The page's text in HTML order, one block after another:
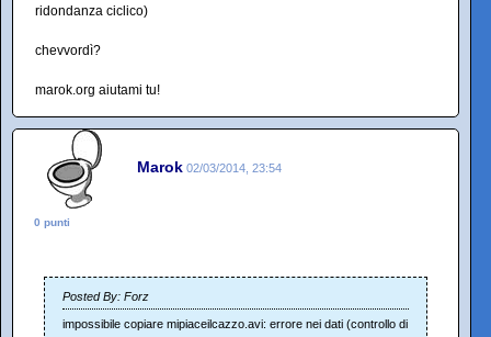
ridondanza ciclico)
chevvordì?
marok.org aiutami tu!
Marok 02/03/2014, 23:54
0 punti
Posted By: Forz
impossibile copiare mipiaceilcazzo.avi: errore nei dati (controllo di